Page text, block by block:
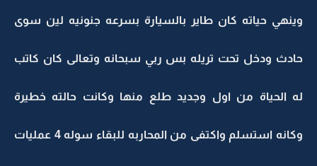
وينهي حياته كان طاير بالسيارة بسرعه جنونيه لين سوى
حادث ودخل تحت تريله بس ربي سبحانه وتعالى كان كاتب
له الحياة من اول وجديد طلع منها وكانت حالته خطيرة
وكانه استسلم واكتفى من المحاربه للبقاء سوله 4 عمليات